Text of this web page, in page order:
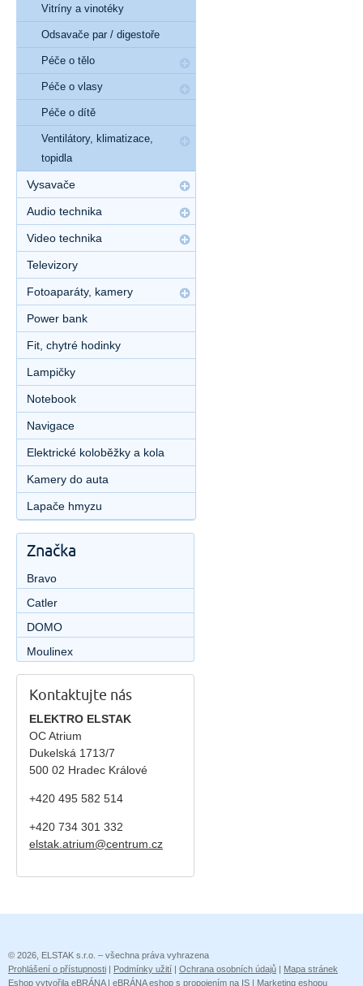
Vitríny a vinotéky
Odsavače par / digestoře
Péče o tělo
Péče o vlasy
Péče o dítě
Ventilátory, klimatizace,
topidla
Vysavače
Audio technika
Video technika
Televizory
Fotoaparáty, kamery
Power bank
Fit, chytré hodinky
Lampičky
Notebook
Navigace
Elektrické koloběžky a kola
Kamery do auta
Lapače hmyzu
Značka
Bravo
Catler
DOMO
Moulinex
Kontaktujte nás
ELEKTRO ELSTAK
OC Atrium
Dukelská 1713/7
500 02 Hradec Králové
+420 495 582 514
+420 734 301 332
elstak.atrium@centrum.cz
© 2026, ELSTAK s.r.o. – všechna práva vyhrazena
Prohlášení o přístupnosti | Podmínky užití | Ochrana osobních údajů | Mapa stránek
Eshop vytvořila eBRÁNA| eBRÁNA eshop s propojením na IS | Marketing eshopu